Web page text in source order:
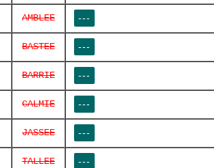
AMBLEE ---
BASTEE ---
BARRIE ---
CALMIE ---
JASSEE ---
TALLEE ---